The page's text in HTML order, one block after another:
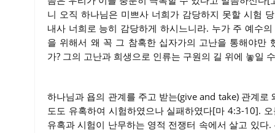
니 오직 하나님은 미쁘사 너희가 감당하지 못할 시험
내사 너희로 능히 감당하게 하시느니라. 누가 주 예수
을 위해서 왜 꼭 그 참혹한 십자가의 고난을 통해야만
가? 그의 고난과 희생으로 인류는 구원의 길 위에 놓일
하나님과 욥의 관계를 주고 받는(give and take) 관계
도도 유혹하여 시험하였으나 실패하였다[마 4:3-10].
유혹과 시험이 난무하는 영적 전쟁터 속에서 살고 있